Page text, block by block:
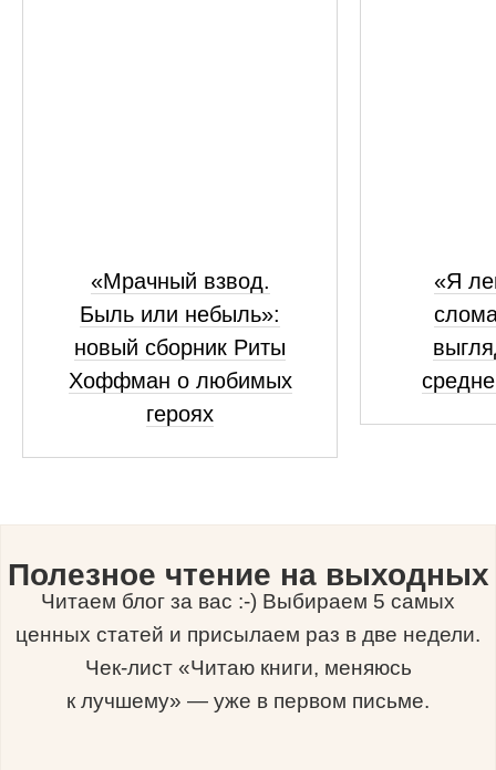
«Мрачный взвод.
Быль или небыль»:
новый сборник Риты
Хоффман о любимых
героях
«Я
Полезное чтение на выходных
Читаем блог за вас :-) Выбираем 5 самых
ценных статей и присылаем раз в две недели.
Чек-лист «Читаю книги, меняюсь
к лучшему» — уже в первом письме.